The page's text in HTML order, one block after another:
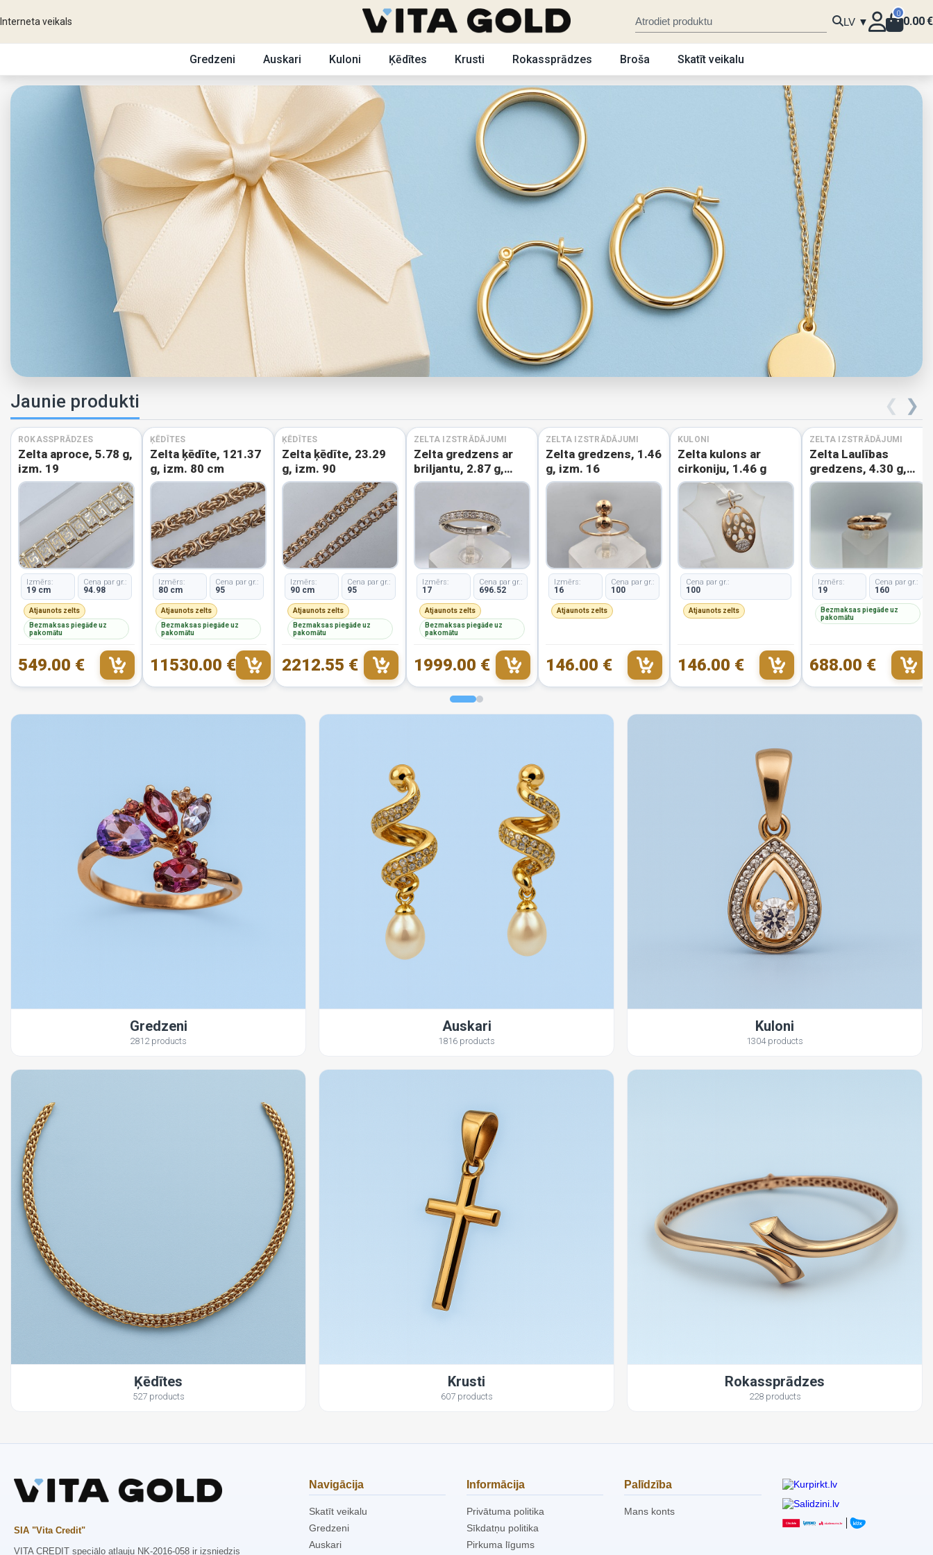
Interneta veikals LV ▼
0
0.00€
Gredzeni Auskari Kuloni Ķēdītes Krusti Rokassprādzes Broša Skatīt veikalu
Jaunie produkti ❮ ❯
ROKASSPRĀDZES
Zelta aproce, 5.78 g,
izm. 19
Izmērs:
19 cm
Cena par gr.:
94.98
Atjaunots zelts
Bezmaksas piegāde uz
pakomātu
549.00 €
ĶĒDĪTES
Zelta ķēdīte, 121.37
g, izm. 80 cm
Izmērs:
80 cm
Cena par gr.:
95
Atjaunots zelts
Bezmaksas piegāde uz
pakomātu
11530.00 €
ĶĒDĪTES
Zelta ķēdīte, 23.29
g, izm. 90
Izmērs:
90 cm
Cena par gr.:
95
Atjaunots zelts
Bezmaksas piegāde uz
pakomātu
2212.55 €
ZELTA IZSTRĀDĀJUMI
Zelta gredzens ar
briljantu, 2.87 g,
izm. 17
Izmērs:
17
Cena par gr.:
696.52
Atjaunots zelts
Bezmaksas piegāde uz
pakomātu
1999.00 €
ZELTA IZSTRĀDĀJUMI
Zelta gredzens, 1.46
g, izm. 16
Izmērs:
16
Cena par gr.:
100
Atjaunots zelts
146.00 €
KULONI
Zelta kulons ar
cirkoniju, 1.46 g
Cena par gr.:
100
Atjaunots zelts
146.00 €
ZELTA IZSTRĀDĀJUMI
Zelta Laulības
gredzens, 4.30 g,
izm. 19
Izmērs:
19
Cena par gr.:
160
Bezmaksas piegāde uz
pakomātu
688.00 €
Gredzeni
2812 products
Auskari
1816 products
Kuloni
1304 products
Ķēdītes
527 products
Krusti
607 products
Rokassprādzes
228 products
SIA "Vita Credit"
VITA CREDIT speciālo atļauju NK-2016-058 ir izsniedzis
Navigācija
Skatīt veikalu
Gredzeni
Auskari
Informācija
Privātuma politika
Sīkdatņu politika
Pirkuma līgums
Palīdzība
Mans konts